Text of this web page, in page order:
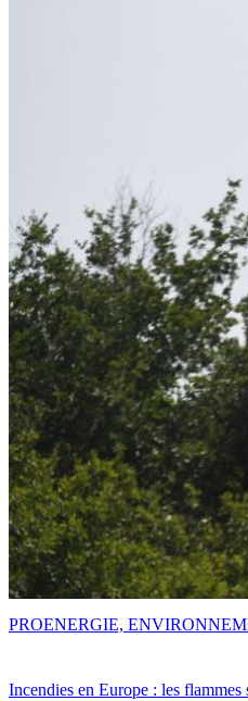
Incendies en Europe : les flammes
PROENERGIE,